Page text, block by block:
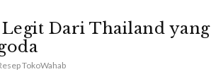
Dari Thailand yang
TokoWahab